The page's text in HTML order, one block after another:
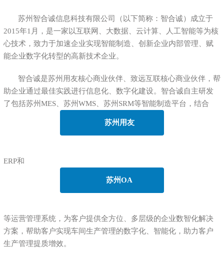
苏州智合诚信息科技有限公司（以下简称：智合诚）成立于
2015年1月，是一家以互联网、大数据、云计算、人工智能等为核
心技术，致力于加速企业实现智能制造、创新企业内部管理、赋
能企业数字化转型的高新技术企业。
智合诚是苏州用友核心商业伙伴、致远互联核心商业伙伴，帮
助企业通过最佳实践进行信息化、数字化建设。智合诚自主研发
了包括苏州MES、苏州WMS、苏州SRM等智能制造平台，结合
苏州用友
ERP和
苏州OA
等运营管理系统，为客户提供全方位、多层级的企业数智化解决
方案，帮助客户实现车间生产管理的数字化、智能化，助力客户
生产管理提质增效。